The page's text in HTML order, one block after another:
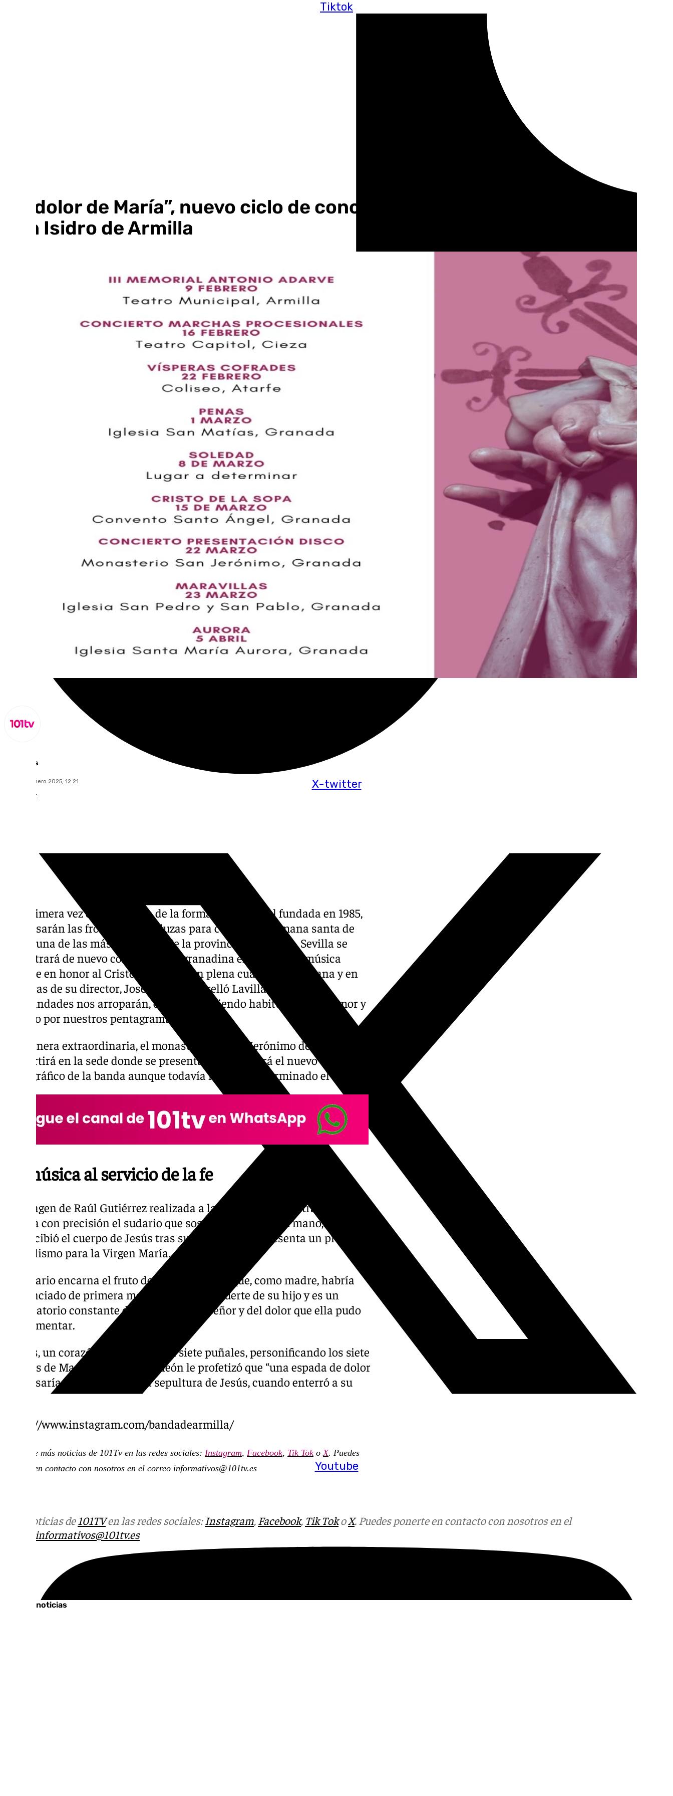
Tiktok
X-twitter
Youtube
“El dolor de María”, nuevo ciclo de conciertos de la asociación musical
San Isidro de Armilla
Lynx Devs
lunes, 20 enero 2025, 12:21
Compartir:
Por primera vez en la historia de la formación musical fundada en 1985,
traspasarán las fronteras andaluzas para conocer la semana santa de
Cieza, una de las más populares de la provincia de Murcia. Sevilla se
encontrará de nuevo con la música granadina en el ciclo de música
cofrade en honor al Cristo de la Sopa en plena cuaresma sevillana y en
palabras de su director, José Melchor Perelló Lavilla, “nuestras
hermandades nos arroparán, como viene siendo habitual, con su amor y
respeto por nuestros pentagramas”.
De manera extraordinaria, el monasterio de San Jerónimo de
convertirá en la sede donde se presentará y estrenará el nuevo trabajo
discográfico de la banda aunque todavía no se ha determinado el día.
La música al servicio de la fe
La imagen de Raúl Gutiérrez realizada a la Soledad de Nuestra Señora,
detalla con precisión el sudario que sostiene María en su mano, la tela
que recibió el cuerpo de Jesús tras su crucifixión, representa un profundo
simbolismo para la Virgen María.
El sudario encarna el fruto de su sufrimiento que, como madre, habría
presenciado de primera mano la pasión y muerte de su hijo y es un
recordatorio constante del sacrificio del Señor y del dolor que ella pudo
experimentar.
Detrás, un corazón apuñalado con siete puñales, personificando los siete
dolores de María, desde que Simeón le profetizó que “una espada de dolor
atravesaría su alma”, hasta la sepultura de Jesús, cuando enterró a su
https://www.instagram.com/bandadearmilla/
Descubre más noticias de 101Tv en las redes sociales: Instagram, Facebook, Tik Tok oX. Puedes
ponerte en contacto con nosotros en el correo informativos@101tv.es
Más noticias de101TVen las redes sociales:Instagram, Facebook, Tik TokoX. Puedes ponerte en contacto con nosotros en el
informativos@101tv.es
Últimas noticias